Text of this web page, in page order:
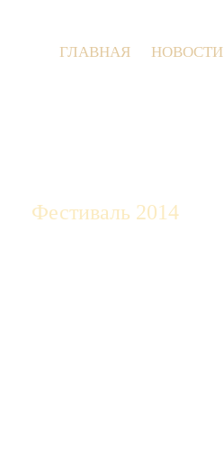
ГЛАВНАЯ НОВОСТИ
Фестиваль 2014